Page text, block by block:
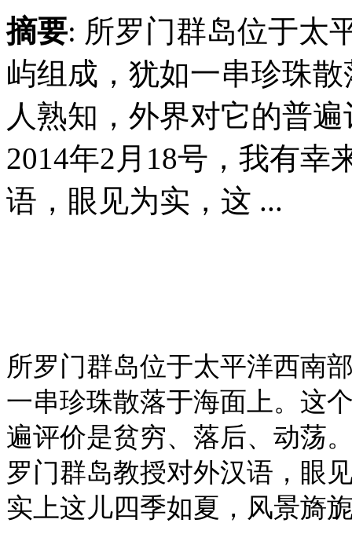
摘要: 所罗门群岛位于太
屿组成，犹如一串珍珠
人熟知，外界对它的普
2014年2月18号，我有幸
语，眼见为实，这 ...
所罗门群岛位于太平洋西南
一串珍珠散落于海面上。这
遍评价是贫穷、落后、动荡
罗门群岛教授对外汉语，眼
实上这儿四季如夏，风景旖